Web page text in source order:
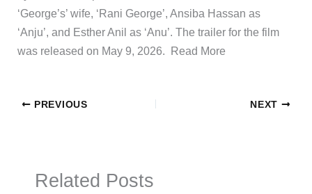
‘George’s’ wife, ‘Rani George’, Ansiba Hassan as
‘Anju’, and Esther Anil as ‘Anu’. The trailer for the film
was released on May 9, 2026. ​Read More
PREVIOUS NEXT
Related Posts